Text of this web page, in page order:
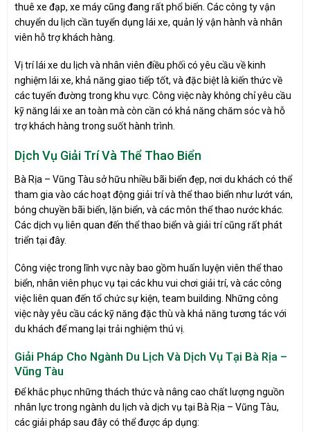
thuê xe đạp, xe máy cũng đang rất phổ biến. Các công ty vận
chuyển du lịch cần tuyển dụng lái xe, quản lý vận hành và nhân
viên hỗ trợ khách hàng.
Vị trí lái xe du lịch và nhân viên điều phối có yêu cầu về kinh
nghiệm lái xe, khả năng giao tiếp tốt, và đặc biệt là kiến thức về
các tuyến đường trong khu vực. Công việc này không chỉ yêu cầu
kỹ năng lái xe an toàn mà còn cần có khả năng chăm sóc và hỗ
trợ khách hàng trong suốt hành trình.
Dịch Vụ Giải Trí Và Thể Thao Biển
Bà Rịa – Vũng Tàu sở hữu nhiều bãi biển đẹp, nơi du khách có thể
tham gia vào các hoạt động giải trí và thể thao biển như lướt ván,
bóng chuyền bãi biển, lặn biển, và các môn thể thao nước khác.
Các dịch vụ liên quan đến thể thao biển và giải trí cũng rất phát
triển tại đây.
Công việc trong lĩnh vực này bao gồm huấn luyện viên thể thao
biển, nhân viên phục vụ tại các khu vui chơi giải trí, và các công
việc liên quan đến tổ chức sự kiện, team building. Những công
việc này yêu cầu các kỹ năng đặc thù và khả năng tương tác với
du khách để mang lại trải nghiệm thú vị.
Giải Pháp Cho Ngành Du Lịch Và Dịch Vụ Tại Bà Rịa –
Vũng Tàu
Để khắc phục những thách thức và nâng cao chất lượng nguồn
nhân lực trong ngành du lịch và dịch vụ tại Bà Rịa – Vũng Tàu,
các giải pháp sau đây có thể được áp dụng: